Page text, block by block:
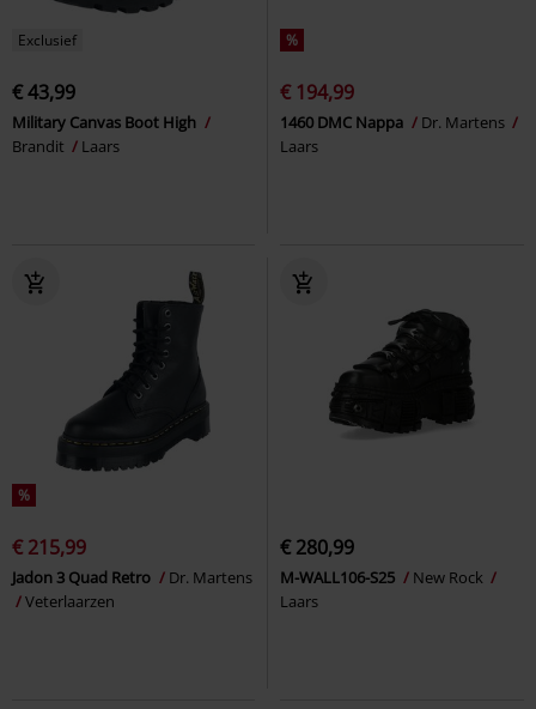
Exclusief
€ 43,99
Military Canvas Boot High
Brandit
Laars
%
€ 194,99
1460 DMC Nappa
Dr. Martens
Laars
%
€ 215,99
Jadon 3 Quad Retro
Dr. Martens
Veterlaarzen
€ 280,99
M-WALL106-S25
New Rock
Laars